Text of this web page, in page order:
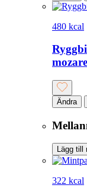
480 kcal
Ändra
Lägg till
322 kcal